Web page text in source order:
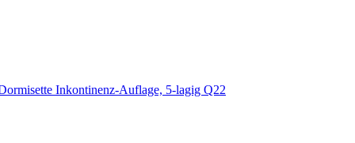
Inkontinenz-Auflage, 5-lagig Q22